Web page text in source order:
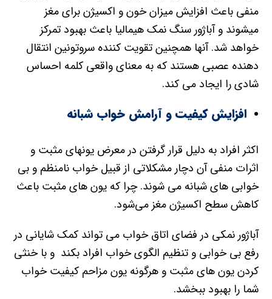
منفی باعث افزایش میزان خون و اکسیژن برای مغز
میشوند و آباژور سنگ نمک هیمالیا باعث بهبود تمرکز
خواهد شد. آنها همچنین تقویت کننده سروتونین انتقال
دهنده عصبی هستند که به معنای واقعی کلمه احساس
شادی را ایجاد می کند.
افزایش کیفیت و آرامش خواب شبانه
اکثر افراد به دلیل قرار گرفتن در معرض یونهای مثبت و
اثرات منفی آن دچار مشکلاتی از قبیل خواب نامنظم و بی
خوابی های شبانه می شوند. چرا که یون های مثبت باعث
کاهش سطح اکسیژن مغز می‌شود.
آباژور نمکی در فضای اتاق خواب می تواند کمک شایانی در
رفع بی خوابی و تنظیم الگوی خواب افراد بکند و با خنثی
کردن یون های مثبت و هرگونه یون مزاحم کیفیت خواب
شما را بهبود ببخشد.